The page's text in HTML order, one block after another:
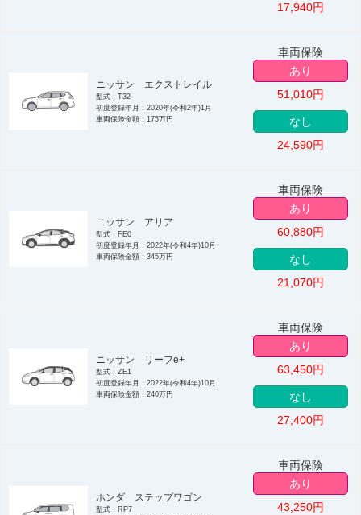
17,940円
ニッサン エクストレイル
型式：T32
初度登録年月：2020年(令和2年)1月
車両保険金額：175万円
車両保険
あり
51,010円
なし
24,590円
ニッサン アリア
型式：FE0
初度登録年月：2022年(令和4年)10月
車両保険金額：345万円
車両保険
あり
60,880円
なし
21,070円
ニッサン リーフe+
型式：ZE1
初度登録年月：2022年(令和4年)10月
車両保険金額：240万円
車両保険
あり
63,450円
なし
27,400円
ホンダ ステップワゴン
型式：RP7
車両保険
あり
43,250円